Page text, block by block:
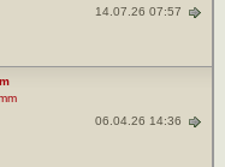
14.07.26 07:57
06.04.26 14:36